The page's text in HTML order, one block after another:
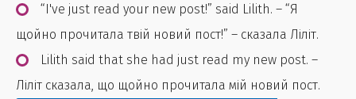
“I've just read your new post!” said Lilith. – “Я
щойно прочитала твій новий пост!” – сказала Ліліт.
Lilith said that she had just read my new post. –
Ліліт сказала, що щойно прочитала мій новий пост.